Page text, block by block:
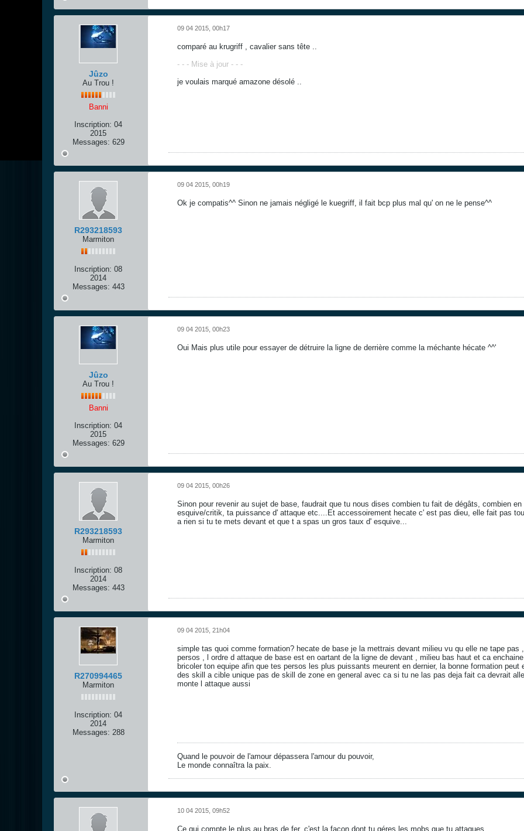
Jûzo
Au Trou !
Banni
Inscription: 04
2015
Messages: 629
09 04 2015, 00h17
comparé au krugriff , cavalier sans tête ..
- - - Mise à jour - - -
je voulais marqué amazone désolé ..
R293218593
Marmiton
Inscription: 08
2014
Messages: 443
09 04 2015, 00h19
Ok je compatis^^ Sinon ne jamais négligé le kuegriff, il fait bcp plus mal qu' on ne le pense^^
Jûzo
Au Trou !
Banni
Inscription: 04
2015
Messages: 629
09 04 2015, 00h23
Oui Mais plus utile pour essayer de détruire la ligne de derrière comme la méchante hécate ^^'
R293218593
Marmiton
Inscription: 08
2014
Messages: 443
09 04 2015, 00h26
Sinon pour revenir au sujet de base, faudrait que tu nous dises combien tu fait de dégâts, combien
esquive/critik, ta puissance d' attaque etc....Et accessoirement hecate c' est pas dieu, elle fait pas
a rien si tu te mets devant et que t a spas un gros taux d' esquive...
R270994465
Marmiton
Inscription: 04
2014
Messages: 288
09 04 2015, 21h04
simple tas quoi comme formation? hecate de base je la mettrais devant milieu vu qu elle ne tape
persos , l ordre d attaque de base est en oartant de la ligne de devant , milieu bas haut et ca
bricoler ton equipe afin que tes persos les plus puissants meurent en dernier, la bonne formation
des skill a cible unique pas de skill de zone en general avec ca si tu ne las pas deja fait ca devrait
monte l attaque aussi
Quand le pouvoir de l'amour dépassera l'amour du pouvoir,
Le monde connaîtra la paix.
10 04 2015, 09h52
Ce qui compte le plus au bras de fer, c'est la façon dont tu géres les mobs que tu attaques.